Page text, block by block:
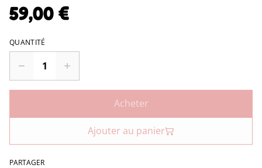
59,00 €
QUANTITÉ
Acheter
Ajouter au panier
PARTAGER